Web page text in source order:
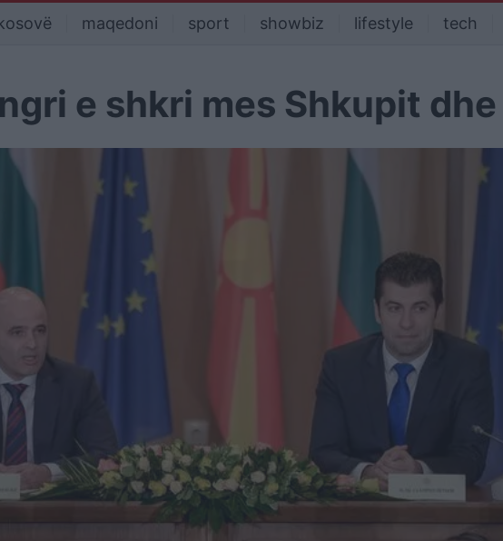
maqedoni sport showbiz lifestyle tech
e shkri mes Shkupit